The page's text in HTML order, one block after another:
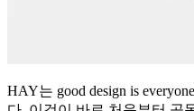
HAY는 good design is